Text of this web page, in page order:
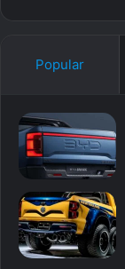
Popular